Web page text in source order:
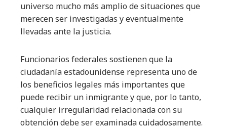
universo mucho más amplio de situaciones que
merecen ser investigadas y eventualmente
llevadas ante la justicia.
Funcionarios federales sostienen que la
ciudadanía estadounidense representa uno de
los beneficios legales más importantes que
puede recibir un inmigrante y que, por lo tanto,
cualquier irregularidad relacionada con su
obtención debe ser examinada cuidadosamente.